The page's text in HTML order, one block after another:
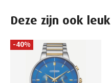
Deze zijn ook leuk
-40%